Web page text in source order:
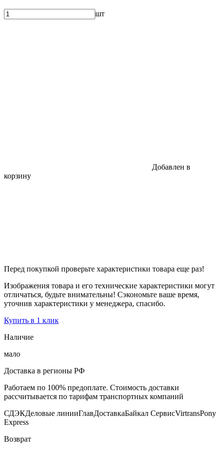
шт
Добавлен в
корзину
Перед покупкой проверьте характеристики товара еще раз!
Изображения товара и его технические характеристики могут
отличаться, будьте внимательны! Сэкономьте ваше время,
уточнив характеристики у менеджера, спасибо.
Купить в 1 клик
Наличие
мало
Доставка в регионы РФ
Работаем по 100% предоплате. Стоимость доставки
рассчитывается по тарифам транспортных компаний
СДЭКДеловые линииГлавДоставкаБайкал СервисVirtransPony
Express
Возврат